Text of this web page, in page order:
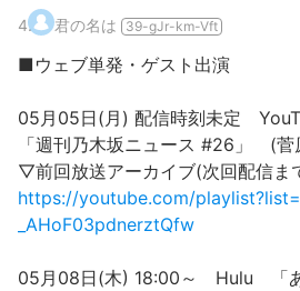
4. 君の名は 39-gJr-km-Vft
■ウェブ単発・ゲスト出演
05月05日(月) 配信時刻未定
「週刊乃木坂ニュース #26」 (菅
▽前回放送アーカイブ(次回配信ま
https://youtube.com/
_AHoF03pdnerztQfw
05月08日(木) 18:00～ Hulu 「